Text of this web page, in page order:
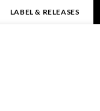
LABEL & RELEASES